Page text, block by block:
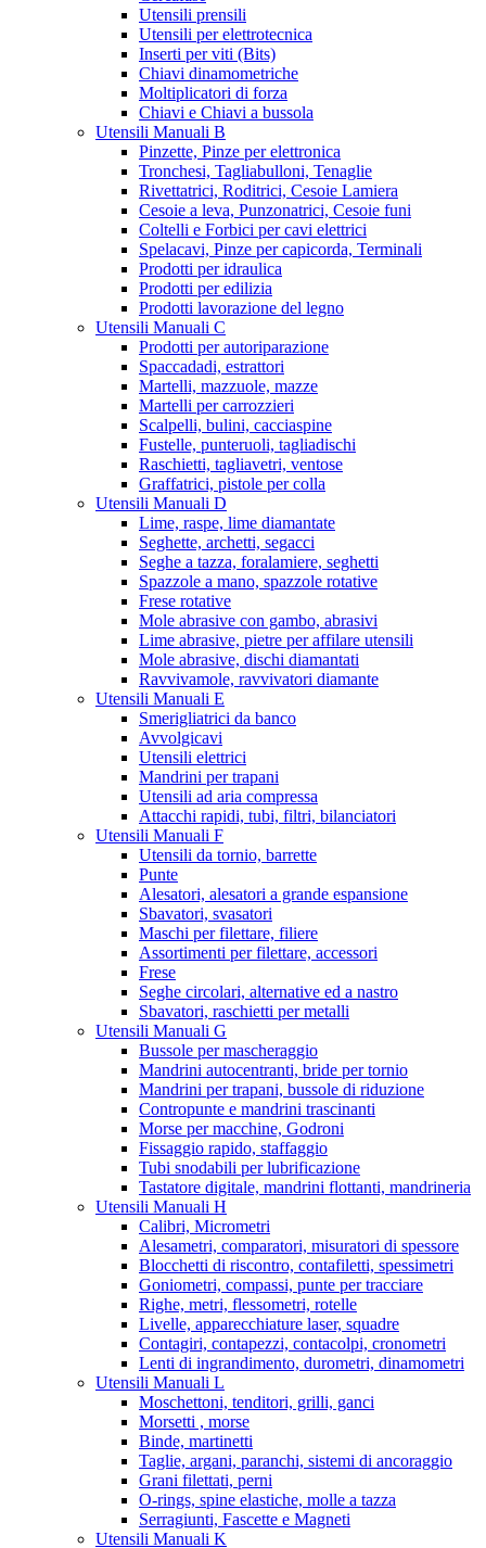
Utensili prensili
Utensili per elettrotecnica
Inserti per viti (Bits)
Chiavi dinamometriche
Moltiplicatori di forza
Chiavi e Chiavi a bussola
Utensili Manuali B
Pinzette, Pinze per elettronica
Tronchesi, Tagliabulloni, Tenaglie
Rivettatrici, Roditrici, Cesoie Lamiera
Cesoie a leva, Punzonatrici, Cesoie funi
Coltelli e Forbici per cavi elettrici
Spelacavi, Pinze per capicorda, Terminali
Prodotti per idraulica
Prodotti per edilizia
Prodotti lavorazione del legno
Utensili Manuali C
Prodotti per autoriparazione
Spaccadadi, estrattori
Martelli, mazzuole, mazze
Martelli per carrozzieri
Scalpelli, bulini, cacciaspine
Fustelle, punteruoli, tagliadischi
Raschietti, tagliavetri, ventose
Graffatrici, pistole per colla
Utensili Manuali D
Lime, raspe, lime diamantate
Seghette, archetti, segacci
Seghe a tazza, foralamiere, seghetti
Spazzole a mano, spazzole rotative
Frese rotative
Mole abrasive con gambo, abrasivi
Lime abrasive, pietre per affilare utensili
Mole abrasive, dischi diamantati
Ravvivamole, ravvivatori diamante
Utensili Manuali E
Smerigliatrici da banco
Avvolgicavi
Utensili elettrici
Mandrini per trapani
Utensili ad aria compressa
Attacchi rapidi, tubi, filtri, bilanciatori
Utensili Manuali F
Utensili da tornio, barrette
Punte
Alesatori, alesatori a grande espansione
Sbavatori, svasatori
Maschi per filettare, filiere
Assortimenti per filettare, accessori
Frese
Seghe circolari, alternative ed a nastro
Sbavatori, raschietti per metalli
Utensili Manuali G
Bussole per mascheraggio
Mandrini autocentranti, bride per tornio
Mandrini per trapani, bussole di riduzione
Contropunte e mandrini trascinanti
Morse per macchine, Godroni
Fissaggio rapido, staffaggio
Tubi snodabili per lubrificazione
Tastatore digitale, mandrini flottanti, mandrineria
Utensili Manuali H
Calibri, Micrometri
Alesametri, comparatori, misuratori di spessore
Blocchetti di riscontro, contafiletti, spessimetri
Goniometri, compassi, punte per tracciare
Righe, metri, flessometri, rotelle
Livelle, apparecchiature laser, squadre
Contagiri, contapezzi, contacolpi, cronometri
Lenti di ingrandimento, durometri, dinamometri
Utensili Manuali L
Moschettoni, tenditori, grilli, ganci
Morsetti , morse
Binde, martinetti
Taglie, argani, paranchi, sistemi di ancoraggio
Grani filettati, perni
O-rings, spine elastiche, molle a tazza
Serragiunti, Fascette e Magneti
Utensili Manuali K